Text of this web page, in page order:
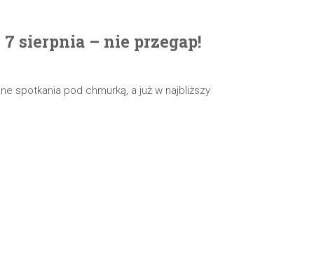
sierpnia – nie przegap!
spotkania pod chmurką, a już w najbliższy